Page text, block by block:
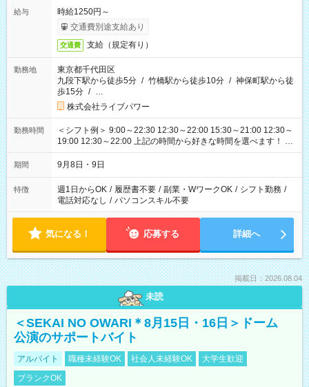
給与
時給1250円～
交通費別途支給あり
交通費 支給（規定有り）
勤務地
東京都千代田区
九段下駅から徒歩5分 / 竹橋駅から徒歩10分 / 神保町駅から徒
歩15分 / …
株式会社ライブパワー
勤務時間
＜シフト例＞ 9:00～22:30 12:30～22:00 15:30～21:00 12:30～
19:00 12:30～22:00 上記の時間から好きな時間を選べます！ ※
時間は変更となる可能性があります
期間 9月8日・9日
特徴 週1日からOK / 履歴書不要 / 副業・WワークOK / シフト勤務 /
電話対応なし / パソコンスキル不要
気になる！ 応募する 詳細へ
掲載日：2026.08.04
未読
＜SEKAI NO OWARI＊8月15日・16日＞ドーム
公演のサポートバイト
アルバイト 職種未経験OK 社会人未経験OK
大学生歓迎
ブランクOK